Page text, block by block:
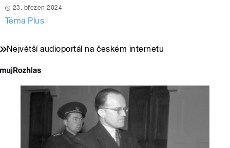
23. březen 2024
Téma Plus
Největší audioportál na českém internetu